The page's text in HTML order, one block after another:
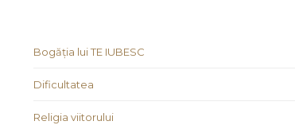
Bogăția lui TE IUBESC
Dificultatea
Religia viitorului